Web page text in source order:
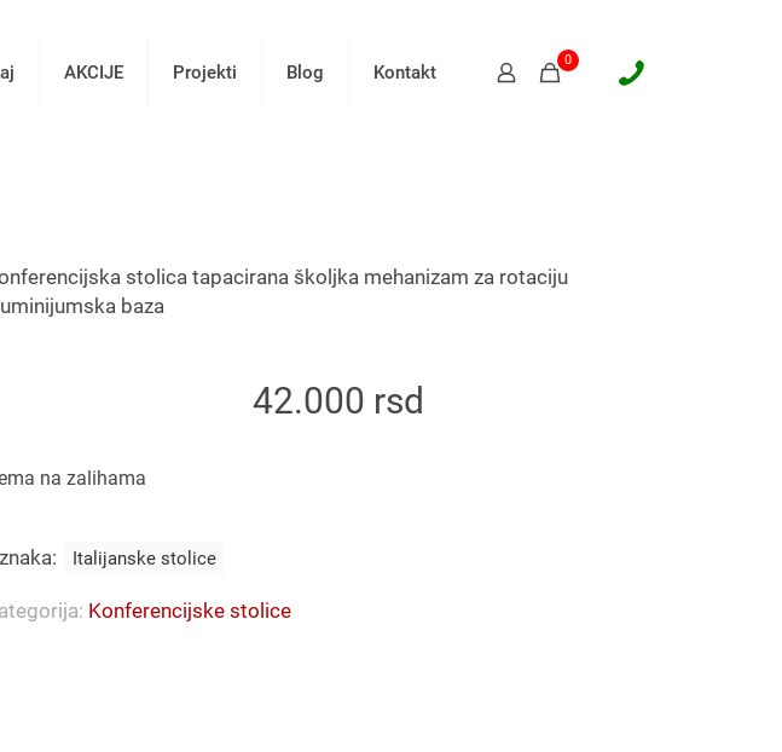
AKCIJE Projekti Blog Kontakt
0
stolica tapacirana školjka mehanizam za rotaciju
baza
42.000 rsd
na zalihama
Italijanske stolice
Konferencijske stolice